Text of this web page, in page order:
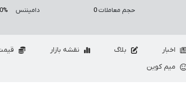
حجم معاملات0 دامیننس
اخبار بلاگ نقشه بازار
میم کوین